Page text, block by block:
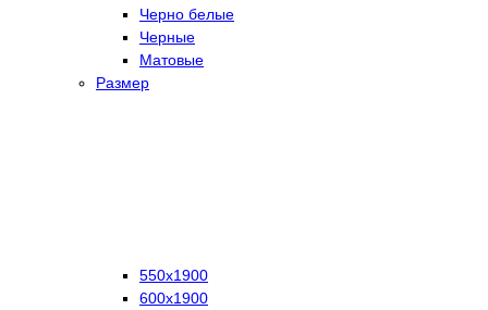
Черно белые
Черные
Матовые
Размер
550х1900
600х1900